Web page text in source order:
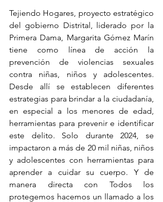
Tejiendo Hogares, proyecto estratégico
del gobierno Distrital, liderado por la
Primera Dama, Margarita Gómez Marín
tiene como línea de acción la
prevención de violencias sexuales
contra niñas, niños y adolescentes.
Desde allí se establecen diferentes
estrategias para brindar a la ciudadanía,
en especial a los menores de edad,
herramientas para prevenir e identificar
este delito. Solo durante 2024, se
impactaron a más de 20 mil niñas, niños
y adolescentes con herramientas para
aprender a cuidar su cuerpo. Y de
manera directa con Todos los
protegemos hacemos un llamado a los